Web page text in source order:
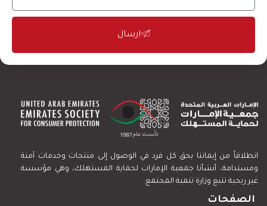
ارسال
انطلاقاً من إيماننا بحق كل فرد في الوصول إلى منتجات وخدمات آمنة
ومستدامة، أنشأنا جمعية الإمارات لحماية المستهلك، وهي مؤسسة
غير ربحية تتبع وزارة تنمية المجتمع.
الصفحات